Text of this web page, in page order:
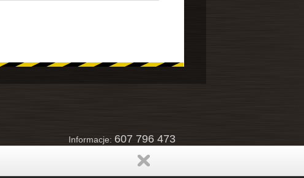
Informacje: 607 796 473